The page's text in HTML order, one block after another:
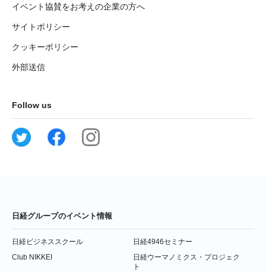
イベント協賛をお考えの企業の方へ
サイトポリシー
クッキーポリシー
外部送信
Follow us
日経グループのイベント情報
日経ビジネススクール
日経4946セミナー
Club NIKKEI
日経ウーマノミクス・プロジェク
ト